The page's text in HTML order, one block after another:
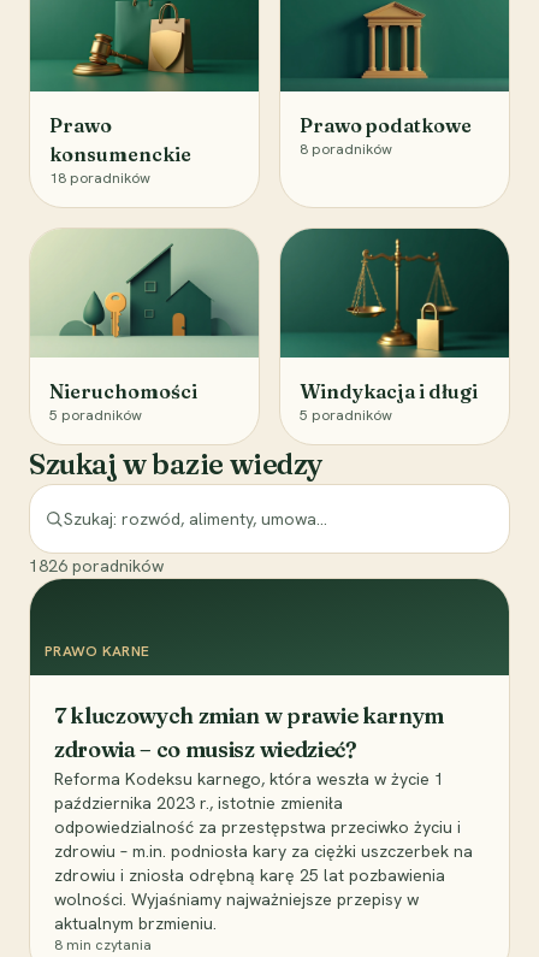
Prawo
konsumenckie
18 poradników
Prawo podatkowe
8 poradników
Nieruchomości
5 poradników
Windykacja i długi
5 poradników
Szukaj w bazie wiedzy
1826 poradników
PRAWO KARNE
7 kluczowych zmian w prawie karnym
zdrowia – co musisz wiedzieć?
Reforma Kodeksu karnego, która weszła w życie 1
października 2023 r., istotnie zmieniła
odpowiedzialność za przestępstwa przeciwko życiu i
zdrowiu – m.in. podniosła kary za ciężki uszczerbek na
zdrowiu i zniosła odrębną karę 25 lat pozbawienia
wolności. Wyjaśniamy najważniejsze przepisy w
aktualnym brzmieniu.
8 min czytania